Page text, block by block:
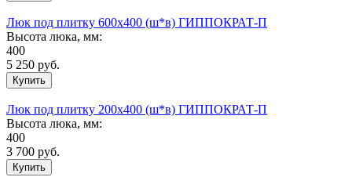
Люк под плитку 600х400 (ш*в) ГИППОКРАТ-П
Высота люка, мм:
400
5 250 руб.
Люк под плитку 200х400 (ш*в) ГИППОКРАТ-П
Высота люка, мм:
400
3 700 руб.